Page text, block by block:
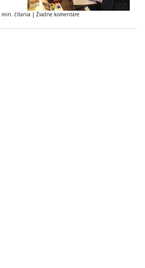
min. čítania | Žiadne komentáre